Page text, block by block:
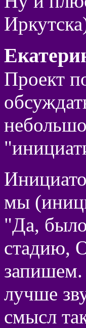
Проект
мы
"Да,
стадию,
запишем.
лучше
смысл